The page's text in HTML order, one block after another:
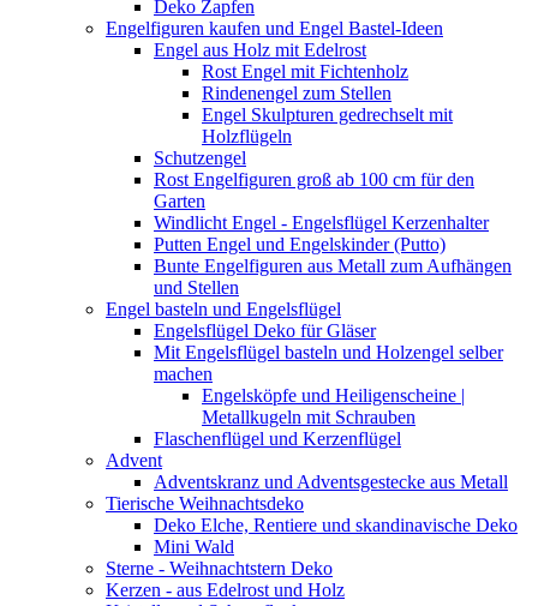
Deko Zapfen
Engelfiguren kaufen und Engel Bastel-Ideen
Engel aus Holz mit Edelrost
Rost Engel mit Fichtenholz
Rindenengel zum Stellen
Engel Skulpturen gedrechselt mit
Holzflügeln
Schutzengel
Rost Engelfiguren groß ab 100 cm für den
Garten
Windlicht Engel - Engelsflügel Kerzenhalter
Putten Engel und Engelskinder (Putto)
Bunte Engelfiguren aus Metall zum Aufhängen
und Stellen
Engel basteln und Engelsflügel
Engelsflügel Deko für Gläser
Mit Engelsflügel basteln und Holzengel selber
machen
Engelsköpfe und Heiligenscheine |
Metallkugeln mit Schrauben
Flaschenflügel und Kerzenflügel
Advent
Adventskranz und Adventsgestecke aus Metall
Tierische Weihnachtsdeko
Deko Elche, Rentiere und skandinavische Deko
Mini Wald
Sterne - Weihnachtstern Deko
Kerzen - aus Edelrost und Holz